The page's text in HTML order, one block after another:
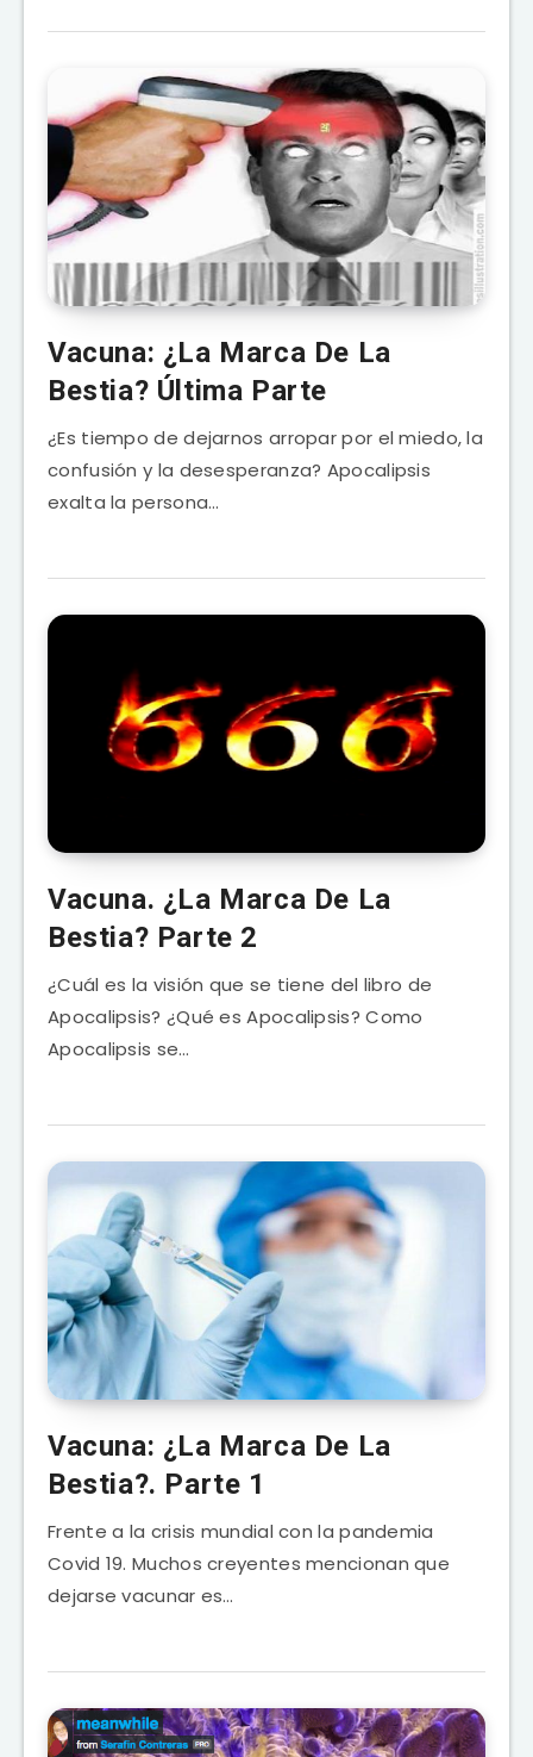
Vacuna: ¿La Marca De La
Bestia? Última Parte
¿Es tiempo de dejarnos arropar por el miedo, la
confusión y la desesperanza? Apocalipsis
exalta la persona…
Vacuna. ¿La Marca De La
Bestia? Parte 2
¿Cuál es la visión que se tiene del libro de
Apocalipsis? ¿Qué es Apocalipsis? Como
Apocalipsis se…
Vacuna: ¿La Marca De La
Bestia?. Parte 1
Frente a la crisis mundial con la pandemia
Covid 19. Muchos creyentes mencionan que
dejarse vacunar es…